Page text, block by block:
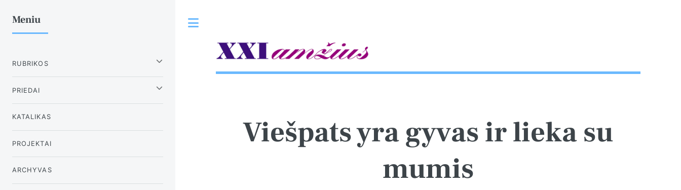
Viešpats yra gyvas ir lieka su
mumis
Meniu
RUBRIKOS
PRIEDAI
KATALIKAS
PROJEKTAI
ARCHYVAS